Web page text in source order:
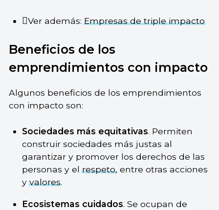
Ver además:Empresas de triple impacto
Beneficios de los
emprendimientos con impacto
Algunos beneficios de los emprendimientos
con impacto son:
Sociedades más equitativas. Permiten
construir sociedades más justas al
garantizar y promover los derechos de las
personas y elrespeto, entre otras acciones
yvalores.
Ecosistemas cuidados. Se ocupan de